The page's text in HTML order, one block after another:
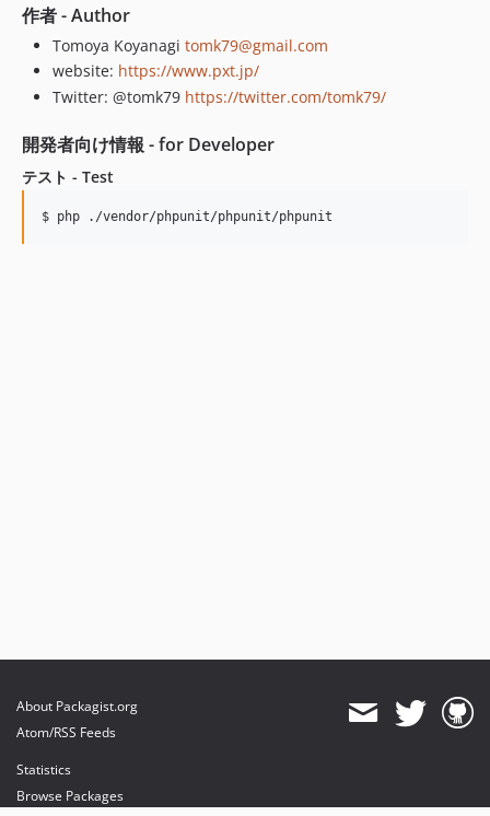
作者 - Author
Tomoya Koyanagi tomk79@gmail.com
website: https://www.pxt.jp/
Twitter: @tomk79 https://twitter.com/tomk79/
開発者向け情報 - for Developer
テスト - Test
About Packagist.org
Atom/RSS Feeds
Statistics
Browse Packages